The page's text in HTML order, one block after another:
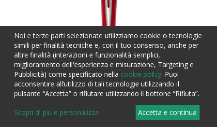
Noi e terze parti selezionate utilizziamo cookie o tecnologie
simili per finalità tecniche e, con il tuo consenso, anche per
altre finalità (interazioni e funzionalità semplici,
miglioramento dell'esperienza e misurazione, Targeting e
Pubblicità) come specificato nella cookie policy. Puoi
acconsentire all’utilizzo di tali tecnologie utilizzando il
pulsante “Accetta” o rifiutare utilizzando il bottone “Rifiuta”.
Scopri di più e personalizza Accetta e continua